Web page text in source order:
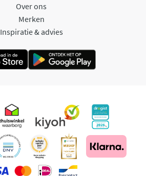
Over ons
Merken
Inspiratie & advies